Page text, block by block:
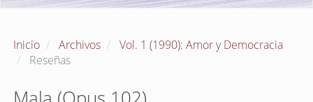
Inicio Archivos
Vol. 1 (1990): Amor y Democracia
Reseñas